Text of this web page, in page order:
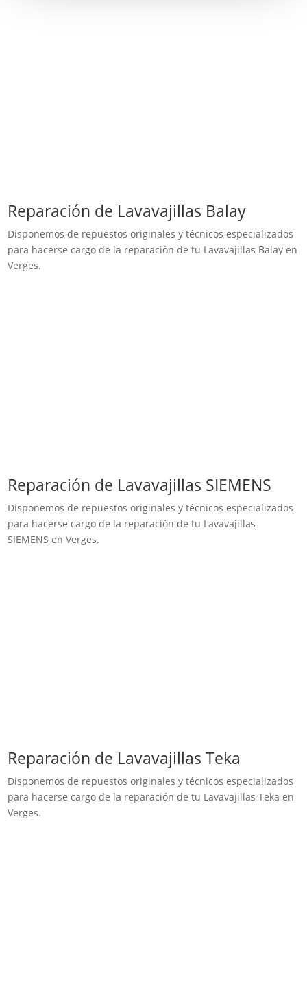
Reparación de Lavavajillas Balay
Disponemos de repuestos originales y técnicos especializados
para hacerse cargo de la reparación de tu Lavavajillas Balay en
Verges.
Reparación de Lavavajillas SIEMENS
Disponemos de repuestos originales y técnicos especializados
para hacerse cargo de la reparación de tu Lavavajillas
SIEMENS en Verges.
Reparación de Lavavajillas Teka
Disponemos de repuestos originales y técnicos especializados
para hacerse cargo de la reparación de tu Lavavajillas Teka en
Verges.